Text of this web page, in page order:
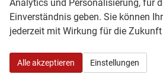
Tipp:Vergleichen Sie bei
sondern auch Ausstattung,
Analytics und Personalisierung, für
Einverständnis geben. Sie können
jederzeit mit Wirkung für die
Alle akzeptieren Einstellungen